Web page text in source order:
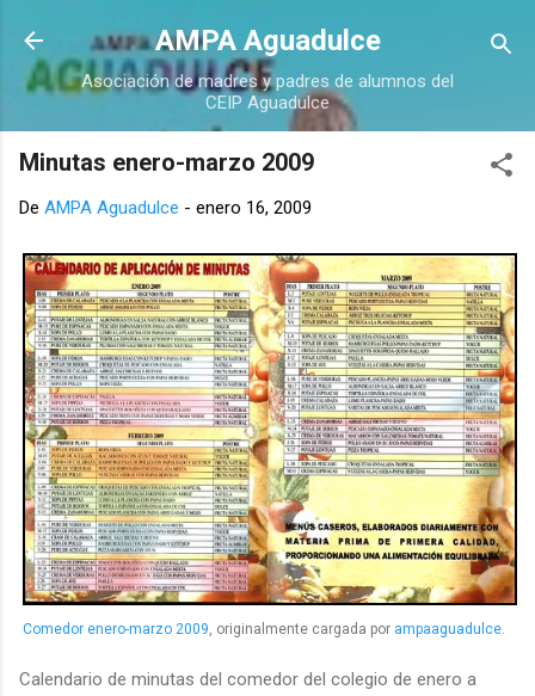
Ir al contenido principal
AMPA Aguadulce
Asociación de madres y padres de alumnos del
CEIP Aguadulce
Minutas enero-marzo 2009
De AMPA Aguadulce - enero 16, 2009
Comedor enero-marzo 2009, originalmente cargada por ampaaguadulce.
Calendario de minutas del comedor del colegio de enero a